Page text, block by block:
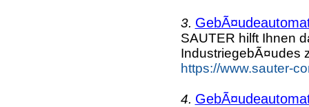
3.
SAUTER hilft Ihnen
IndustriegebÃ¤udes
https://www.sauter-
4.